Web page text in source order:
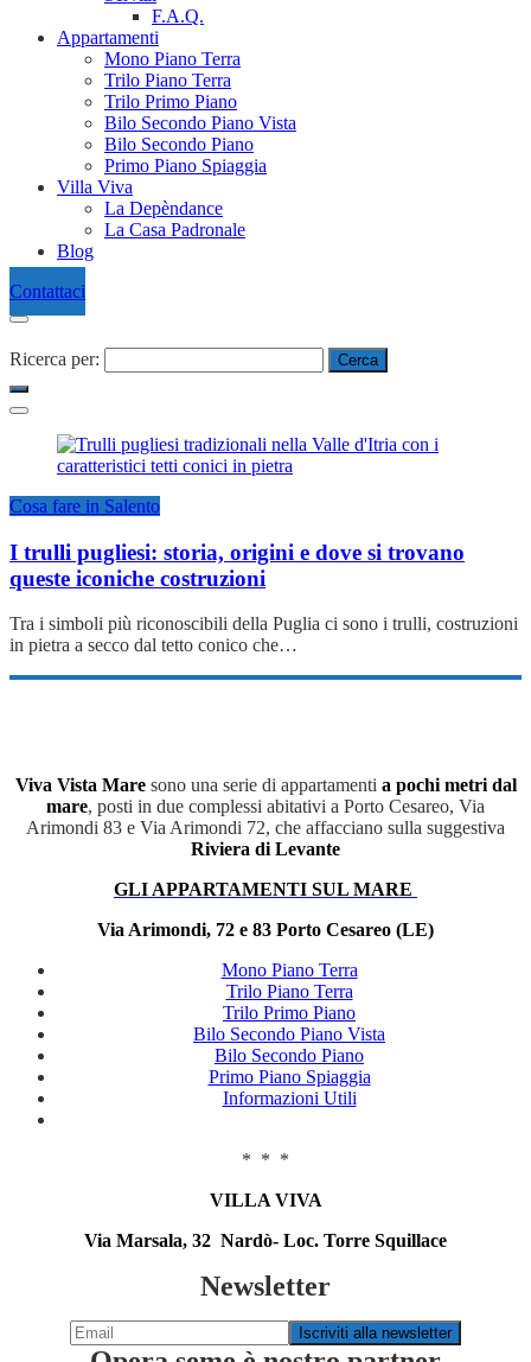
F.A.Q.
Appartamenti
Mono Piano Terra
Trilo Piano Terra
Trilo Primo Piano
Bilo Secondo Piano Vista
Bilo Secondo Piano
Primo Piano Spiaggia
Villa Viva
La Depèndance
La Casa Padronale
Blog
Contattaci
Ricerca per:
Cosa fare in Salento
I trulli pugliesi: storia, origini e dove si trovano
queste iconiche costruzioni
Tra i simboli più riconoscibili della Puglia ci sono i trulli, costruzioni
in pietra a secco dal tetto conico che…
Viva Vista Maresono una serie di appartamenti a pochi metri dal
mare, posti in due complessi abitativi a Porto Cesareo, Via
Arimondi 83 e Via Arimondi 72, che affacciano sulla suggestiva
Riviera di Levante
GLI APPARTAMENTI SUL MARE
Via Arimondi, 72 e 83 Porto Cesareo (LE)
Mono Piano Terra
Trilo Piano Terra
Trilo Primo Piano
Bilo Secondo Piano Vista
Bilo Secondo Piano
Primo Piano Spiaggia
Informazioni Utili
* * *
VILLA VIVA
Via Marsala, 32 Nardò- Loc. Torre Squillace
Newsletter